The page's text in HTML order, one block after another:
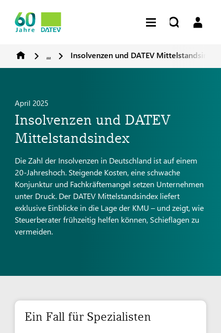
... Insolvenzen und DATEV Mittelstandsindex
April 2025
Insolvenzen und DATEV
Mittelstandsindex
Die Zahl der Insolvenzen in Deutschland ist auf einem
20-Jahreshoch. Steigende Kosten, eine schwache
Konjunktur und Fachkräftemangel setzen Unternehmen
unter Druck. Der DATEV Mittelstandsindex liefert
exklusive Einblicke in die Lage der KMU – und zeigt, wie
Steuerberater frühzeitig helfen können, Schieflagen zu
vermeiden.
Ein Fall für Spezialisten